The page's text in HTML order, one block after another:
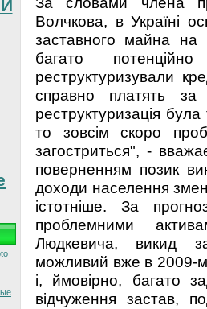
Волчкова, в Україні
заставного майна на
багато
реструктуризували
справно платять
реструктуризація
то зовсім скоро
загостриться", -
поверненням позик
доходи населення
істотніше. За
проблемними
Людкевича, викид
можливий вже в 2009-
і, ймовірно, багато
відчуження застав,